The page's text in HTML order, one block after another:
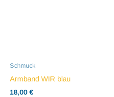
Schmuck
Armband WIR blau
18,00 €